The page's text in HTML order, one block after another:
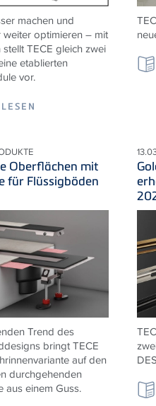
machen und
weiter optimieren – mit
TECE gleich zwei
etablierten
vor.
Oberflächen mit
für Flüssigböden
Trend des
bringt TECE
auf den
durchgehenden
aus einem Guss.